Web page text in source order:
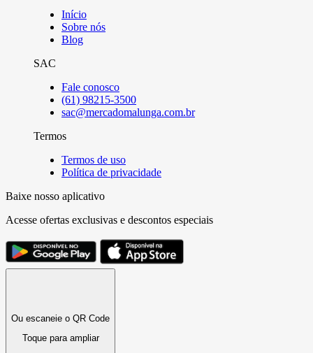
Início
Sobre nós
Blog
SAC
Fale conosco
(61) 98215-3500
sac@mercadomalunga.com.br
Termos
Termos de uso
Política de privacidade
Baixe nosso aplicativo
Acesse ofertas exclusivas e descontos especiais
Ou escaneie o QR Code
Toque para ampliar